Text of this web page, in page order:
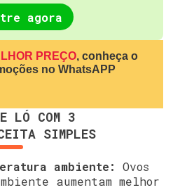
agora
PREÇO, conheça o
no WhatsAPP
LÓ COM 3
SIMPLES
ambiente:
Ovos
aumentam melhor